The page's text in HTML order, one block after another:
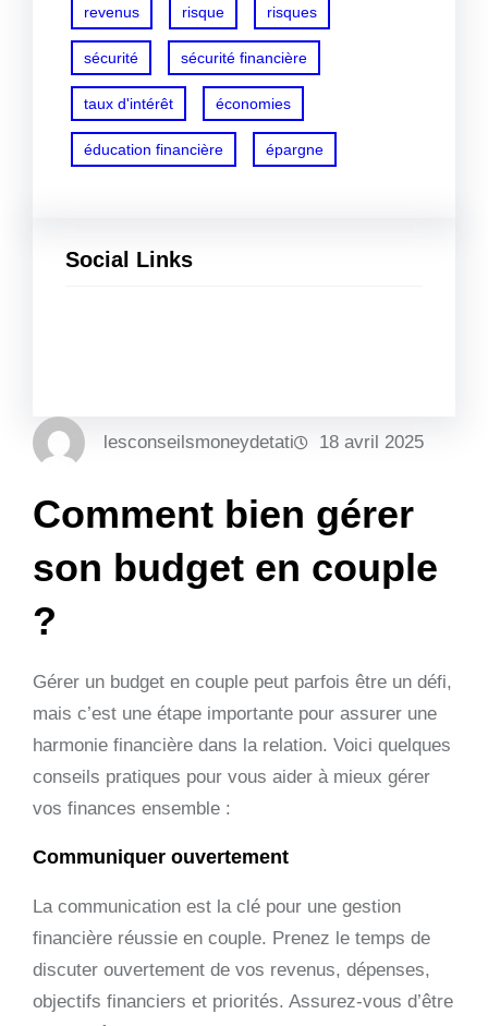
revenus risque risques
sécurité sécurité financière
taux d'intérêt économies
éducation financière épargne
Social Links
lesconseilsmoneydetati 18 avril 2025
Comment bien gérer
son budget en couple
?
Gérer un budget en couple peut parfois être un défi,
mais c’est une étape importante pour assurer une
harmonie financière dans la relation. Voici quelques
conseils pratiques pour vous aider à mieux gérer
vos finances ensemble :
Communiquer ouvertement
La communication est la clé pour une gestion
financière réussie en couple. Prenez le temps de
discuter ouvertement de vos revenus, dépenses,
objectifs financiers et priorités. Assurez-vous d’être